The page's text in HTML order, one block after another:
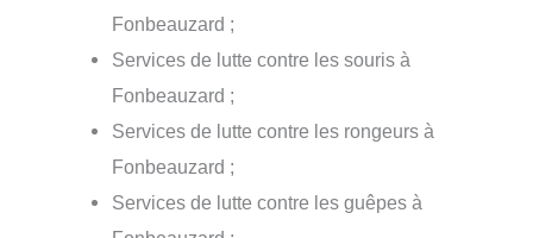
Fonbeauzard ;
Services de lutte contre les souris à
Fonbeauzard ;
Services de lutte contre les rongeurs à
Fonbeauzard ;
Services de lutte contre les guêpes à